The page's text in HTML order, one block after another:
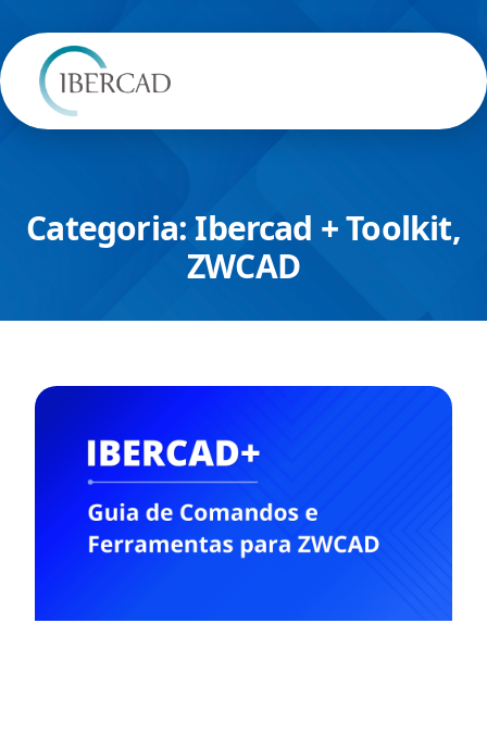
Categoria: Ibercad + Toolkit,
ZWCAD